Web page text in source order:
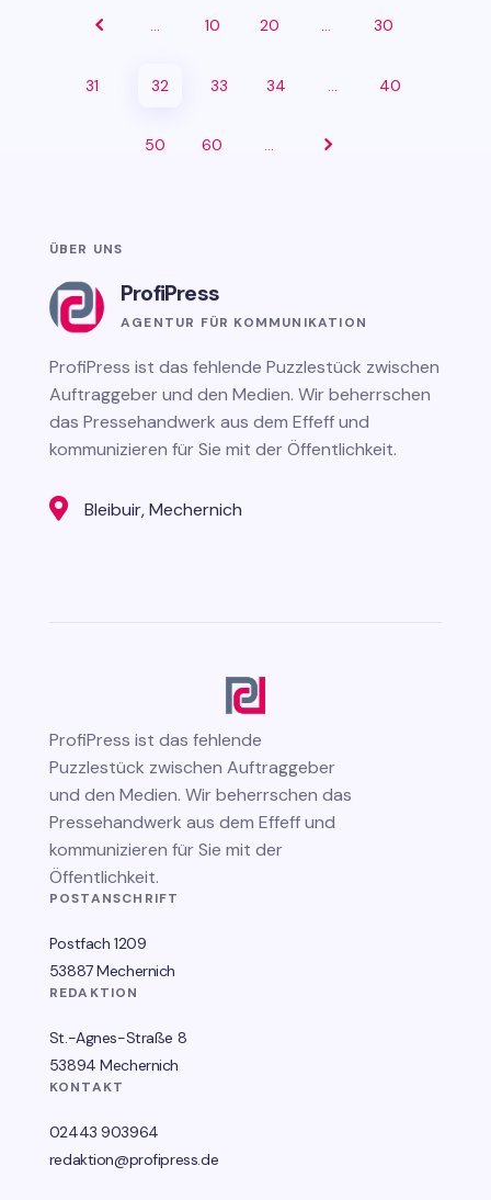
... 10 20 ... 30
31 32 33 34 ... 40
50 60 ...
ÜBER UNS
ProfiPress
AGENTUR FÜR KOMMUNIKATION
ProfiPress ist das fehlende Puzzlestück zwischen
Auftraggeber und den Medien. Wir beherrschen
das Pressehandwerk aus dem Effeff und
kommunizieren für Sie mit der Öffentlichkeit.
 Bleibuir, Mechernich
ProfiPress ist das fehlende
Puzzlestück zwischen Auftraggeber
und den Medien. Wir beherrschen das
Pressehandwerk aus dem Effeff und
kommunizieren für Sie mit der
Öffentlichkeit.
POSTANSCHRIFT
Postfach 1209
53887 Mechernich
REDAKTION
St.-Agnes-Straße 8
53894 Mechernich
KONTAKT
02443 903964
redaktion@profipress.de